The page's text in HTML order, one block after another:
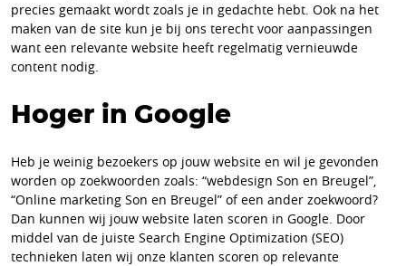
precies gemaakt wordt zoals je in gedachte hebt. Ook na het
maken van de site kun je bij ons terecht voor aanpassingen
want een relevante website heeft regelmatig vernieuwde
content nodig.
Hoger in Google
Heb je weinig bezoekers op jouw website en wil je gevonden
worden op zoekwoorden zoals: “webdesign Son en Breugel”,
“Online marketing Son en Breugel” of een ander zoekwoord?
Dan kunnen wij jouw website laten scoren in Google. Door
middel van de juiste Search Engine Optimization (SEO)
technieken laten wij onze klanten scoren op relevante